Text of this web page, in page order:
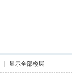
显示全部楼层